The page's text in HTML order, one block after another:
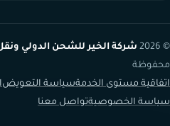
© 2026 شركة الخير للشحن الدولي
محفوظة
اتفاقية مستوى الخدمةسياسة التعويض
سياسة الخصوصيةتواصل معنا